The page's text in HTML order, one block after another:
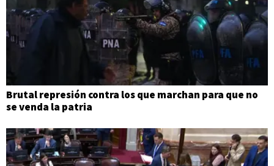
Brutal represión contra los que marchan para que no
se venda la patria